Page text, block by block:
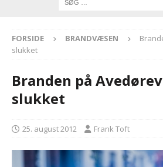
FORSIDE BRANDVÆSEN
slukket
Branden på
slukket
25. august 2012 Frank Toft